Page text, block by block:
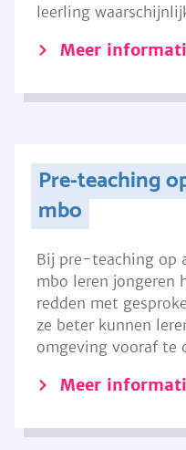
leerling
Meer
Pre-teaching
mbo
Bij pre-teaching op
mbo leren jongeren
redden met
ze beter kunnen
omgeving vooraf te
Meer